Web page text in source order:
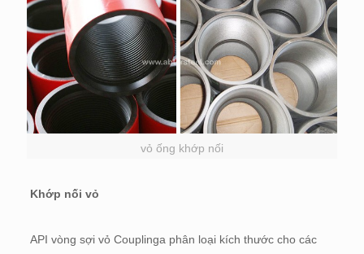
vỏ ống khớp nối
Khớp nối vỏ
API vòng sợi vỏ Couplinga phân loại kích thước cho các